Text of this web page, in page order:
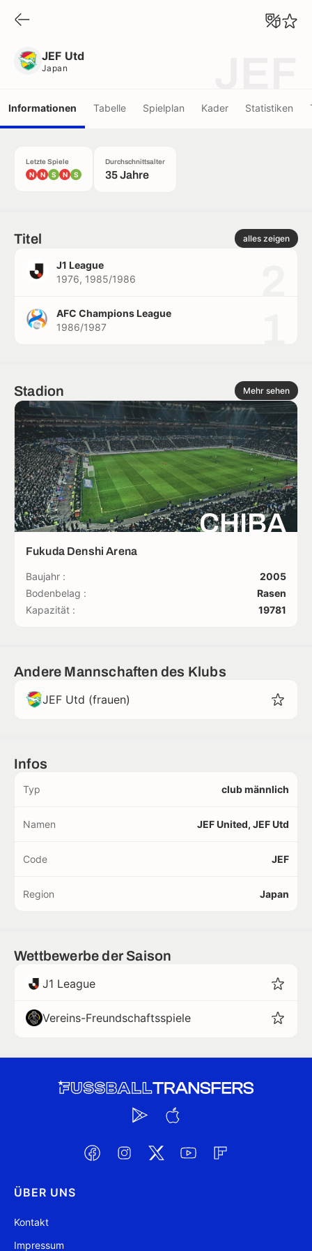
JEF Utd
Japan
Informationen Tabelle Spielplan Kader Statistiken
Letzte Spiele
N N S N S
Durchschnittsalter
35 Jahre
Titel alles zeigen
J1 League
1976, 1985/1986
AFC Champions League
1986/1987
Stadion Mehr sehen
CHIBA
Fukuda Denshi Arena
Baujahr :
2005
Bodenbelag :
Rasen
Kapazität :
19781
Andere Mannschaften des Klubs
JEF Utd (frauen)
Infos
Typ club männlich
Namen JEF United, JEF Utd
Code JEF
Region Japan
Wettbewerbe der Saison
J1 League
Vereins-Freundschaftsspiele
ÜBER UNS
Kontakt
Impressum